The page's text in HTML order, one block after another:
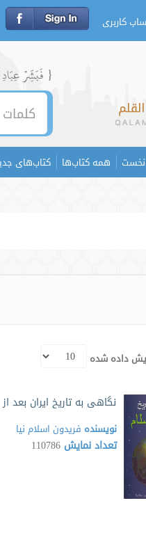
کاربری
{ فَبَشِّرۡ
همه کتاب‌ها کتاب‌های
داده شده
نگاهی به تاریخ ایران بعد
نویسنده فریدون اسلام نیا
تعداد نمایش 110786